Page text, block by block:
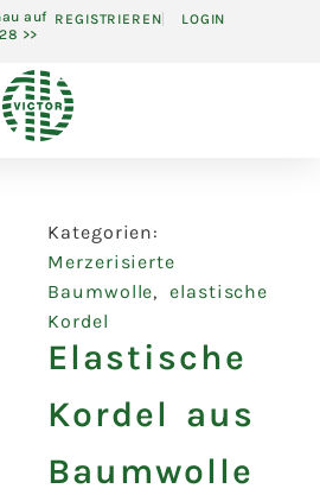
auf
>>
REGISTRIEREN LOGIN
Kategorien:
Merzerisierte
Baumwolle,elastische
Kordel
Elastische
Kordel aus
Baumwolle